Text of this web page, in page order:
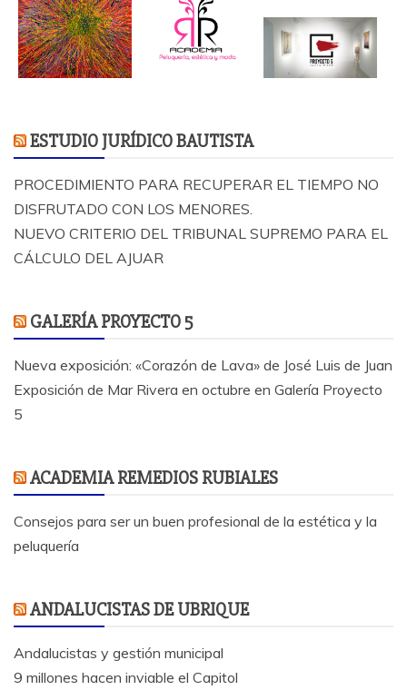
ESTUDIO JURÍDICO BAUTISTA
PROCEDIMIENTO PARA RECUPERAR EL TIEMPO NO
DISFRUTADO CON LOS MENORES.
NUEVO CRITERIO DEL TRIBUNAL SUPREMO PARA EL
CÁLCULO DEL AJUAR
GALERÍA PROYECTO 5
Nueva exposición: «Corazón de Lava» de José Luis de Juan
Exposición de Mar Rivera en octubre en Galería Proyecto
5
ACADEMIA REMEDIOS RUBIALES
Consejos para ser un buen profesional de la estética y la
peluquería
ANDALUCISTAS DE UBRIQUE
Andalucistas y gestión municipal
9 millones hacen inviable el Capitol